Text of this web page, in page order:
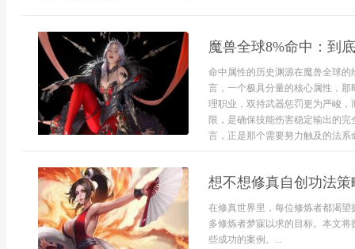
魔兽全球8%命中：到
命中属性的历史渊源在魔兽全球
言，一个极具分量的核心属性，
理职业，双持武器惩罚更为严峻
限，是确保技能伤害稳定输出的
言，正是那个需要努力触及的法系
想不想修真自创功法
在修真世界里，每位修炼者都渴
多修炼者梦寐以求的目标。本文
些成功的案例。...